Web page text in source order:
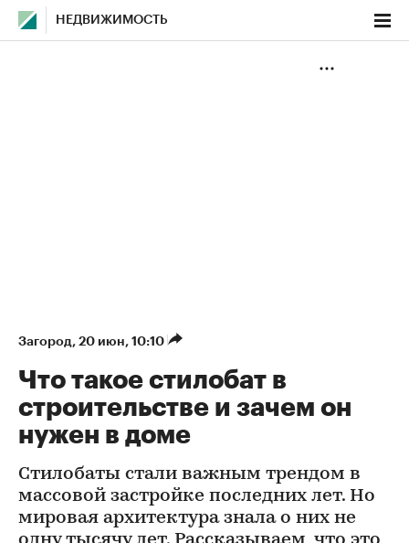
НЕДВИЖИМОСТЬ
Загород⁠, 20 июн, 10:10
Что такое стилобат в
строительстве и зачем он
нужен в доме
Стилобаты стали важным трендом в
массовой застройке последних лет. Но
мировая архитектура знала о них не